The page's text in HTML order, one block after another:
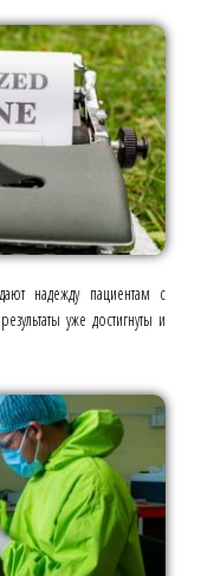
надежду пациентам с
уже достигнуты и